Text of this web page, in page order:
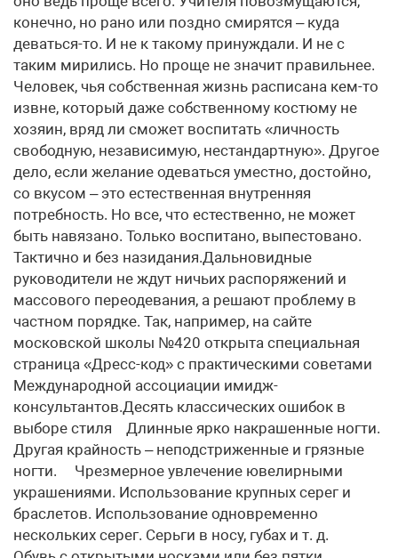
конечно, но рано или поздно смирятся – куда
деваться-то. И не к такому принуждали. И не с
таким мирились. Но проще не значит правильнее.
Человек, чья собственная жизнь расписана кем-то
извне, который даже собственному костюму не
хозяин, вряд ли сможет воспитать «личность
свободную, независимую, нестандартную». Другое
дело, если желание одеваться уместно, достойно,
со вкусом – это естественная внутренняя
потребность. Но все, что естественно, не может
быть навязано. Только воспитано, выпестовано.
Тактично и без назидания.Дальновидные
руководители не ждут ничьих распоряжений и
массового переодевания, а решают проблему в
частном порядке. Так, например, на сайте
московской школы №420 открыта специальная
страница «Дресс-код» с практическими советами
Международной ассоциации имидж-
консультантов.Десять классических ошибок в
выборе стиля Длинные ярко накрашенные ногти.
Другая крайность – неподстриженные и грязные
ногти. Чрезмерное увлечение ювелирными
украшениями. Использование крупных серег и
браслетов. Использование одновременно
нескольких серег. Серьги в носу, губах и т. д.